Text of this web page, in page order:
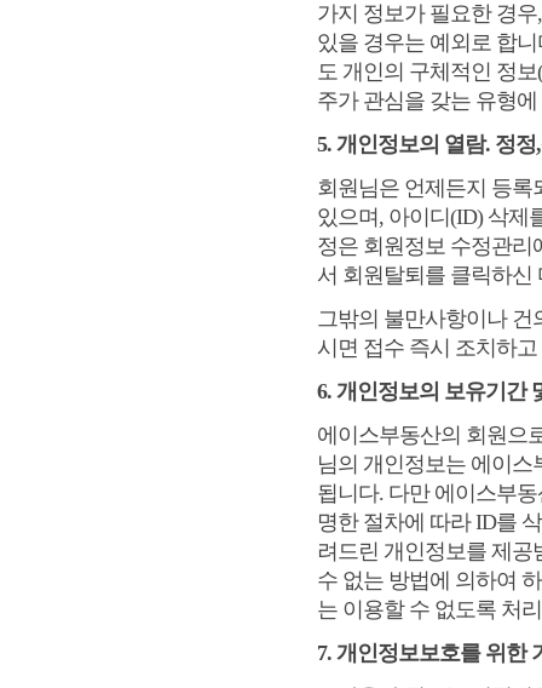
가지 정보가 필요한 경
있을 경우는 예외로 합
도 개인의 구체적인 정
주가 관심을 갖는 유형
5. 개인정보의 열람. 정정
회원님은 언제든지 등록
있으며, 아이디(ID) 삭제
정은 회원정보 수정관리
서 회원탈퇴를 클릭하
그밖의 불만사항이나 건
시면 접수 즉시 조치하
6. 개인정보의 보유기간
에이스부동산의 회원으
님의 개인정보는 에이
됩니다. 다만 에이스부
명한 절차에 따라 ID를
려드린 개인정보를 제
수 없는 방법에 의하여
는 이용할 수 없도록 처
7. 개인정보보호를 위한